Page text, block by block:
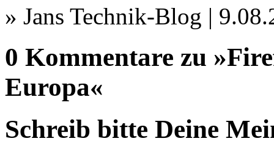
» Jans Technik-Blog |
0 Kommentare zu
Europa«
Schreib bitte Deine